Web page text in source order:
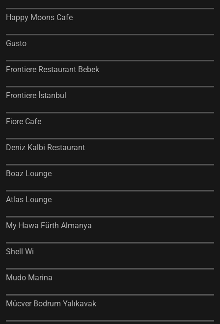
Happy Moons Cafe
Gusto
Frontiere Restaurant Bebek
Frontiere İstanbul
Fiore Cafe
Deniz Kalbi Restaurant
Boaz Lounge
Atlas Lounge
My Hawa Fürth Almanya
Shell Wi
Mudo Marina
Mücver Bodrum Yalıkavak